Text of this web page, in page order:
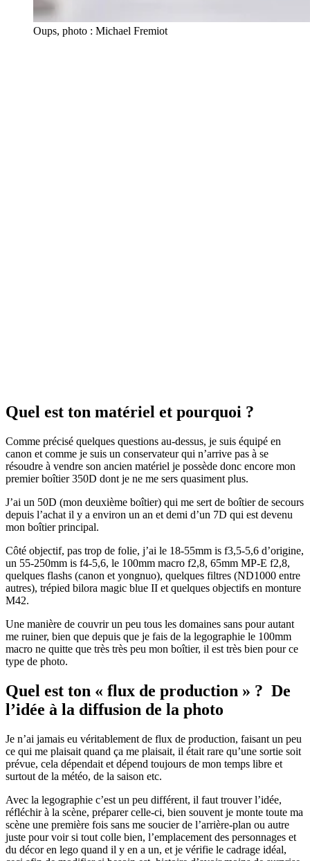
Oups, photo : Michael Fremiot
Quel est ton matériel et pourquoi ?
Comme précisé quelques questions au-dessus, je suis équipé en
canon et comme je suis un conservateur qui n’arrive pas à se
résoudre à vendre son ancien matériel je possède donc encore mon
premier boîtier 350D dont je ne me sers quasiment plus.
J’ai un 50D (mon deuxième boîtier) qui me sert de boîtier de secours
depuis l’achat il y a environ un an et demi d’un 7D qui est devenu
mon boîtier principal.
Côté objectif, pas trop de folie, j’ai le 18-55mm is f3,5-5,6 d’origine,
un 55-250mm is f4-5,6, le 100mm macro f2,8, 65mm MP-E f2,8,
quelques flashs (canon et yongnuo), quelques filtres (ND1000 entre
autres), trépied bilora magic blue II et quelques objectifs en monture
M42.
Une manière de couvrir un peu tous les domaines sans pour autant
me ruiner, bien que depuis que je fais de la legographie le 100mm
macro ne quitte que très très peu mon boîtier, il est très bien pour ce
type de photo.
Quel est ton « flux de production » ? De
l’idée à la diffusion de la photo
Je n’ai jamais eu véritablement de flux de production, faisant un peu
ce qui me plaisait quand ça me plaisait, il était rare qu’une sortie soit
prévue, cela dépendait et dépend toujours de mon temps libre et
surtout de la météo, de la saison etc.
Avec la legographie c’est un peu différent, il faut trouver l’idée,
réfléchir à la scène, préparer celle-ci, bien souvent je monte toute ma
scène une première fois sans me soucier de l’arrière-plan ou autre
juste pour voir si tout colle bien, l’emplacement des personnages et
du décor en lego quand il y en a un, et je vérifie le cadrage idéal,